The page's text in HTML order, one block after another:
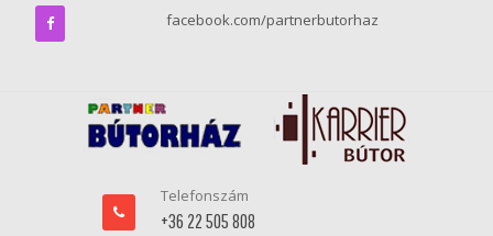
facebook.com/partnerbutorhaz
Telefonszám
+36 22 505 808